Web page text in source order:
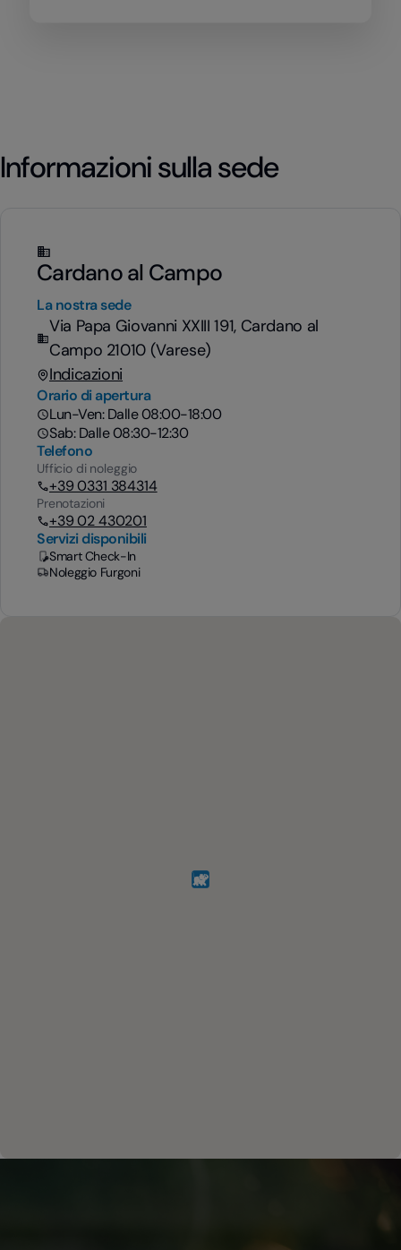
Informazioni sulla sede
Cardano al Campo
La nostra sede
Via Papa Giovanni XXIII 191, Cardano al
Campo 21010 (Varese)
Indicazioni
Orario di apertura
Lun-Ven: Dalle 08:00-18:00
Sab: Dalle 08:30-12:30
Telefono
Ufficio di noleggio
+39 0331 384314
Prenotazioni
+39 02 430201
Servizi disponibili
Smart Check-In
Noleggio Furgoni